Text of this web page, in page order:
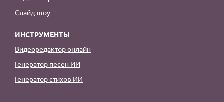
Слайд-шоу
ИНСТРУМЕНТЫ
Видеоредактор онлайн
Генератор песен ИИ
Генератор стихов ИИ